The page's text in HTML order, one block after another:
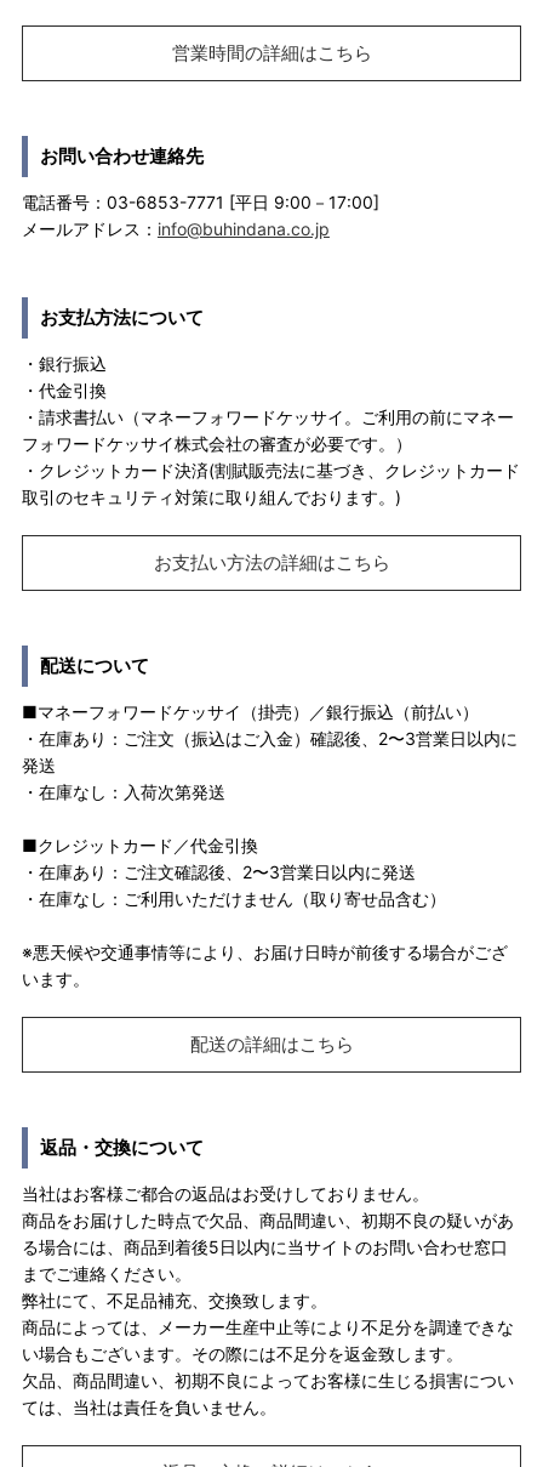
営業時間の詳細はこちら
お問い合わせ連絡先
電話番号：03-6853-7771 [平日 9:00－17:00]
メールアドレス： info@buhindana.co.jp
お支払方法について
・銀行振込
・代金引換
・請求書払い（マネーフォワードケッサイ。ご利用の前にマネー
フォワードケッサイ株式会社の審査が必要です。）
・クレジットカード決済(割賦販売法に基づき、クレジットカード
取引のセキュリティ対策に取り組んでおります。)
お支払い方法の詳細はこちら
配送について
■マネーフォワードケッサイ（掛売）／銀行振込（前払い）
・在庫あり：ご注文（振込はご入金）確認後、2〜3営業日以内に
発送
・在庫なし：入荷次第発送
■クレジットカード／代金引換
・在庫あり：ご注文確認後、2〜3営業日以内に発送
・在庫なし：ご利用いただけません（取り寄せ品含む）
※悪天候や交通事情等により、お届け日時が前後する場合がござ
います。
配送の詳細はこちら
返品・交換について
当社はお客様ご都合の返品はお受けしておりません。
商品をお届けした時点で欠品、商品間違い、初期不良の疑いがあ
る場合には、商品到着後5日以内に当サイトのお問い合わせ窓口
までご連絡ください。
弊社にて、不足品補充、交換致します。
商品によっては、メーカー生産中止等により不足分を調達できな
い場合もございます。その際には不足分を返金致します。
欠品、商品間違い、初期不良によってお客様に生じる損害につい
ては、当社は責任を負いません。